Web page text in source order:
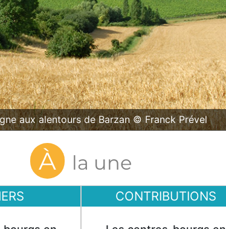
aux alentours de Barzan © Franck Prével
À la une
CONTRIBUTIONS